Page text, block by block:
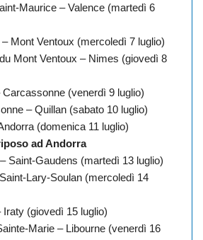
Maurice – Valence (martedì 6
Mont Ventoux (mercoledì 7 luglio)
Mont Ventoux – Nimes (giovedì 8
(venerdì 9 luglio)
– Quillan (sabato 10 luglio)
(domenica 11 luglio)
ad Andorra
Saint-Gaudens (martedì 13 luglio)
Lary-Soulan (mercoledì 14
Iraty (giovedì 15 luglio)
Marie – Libourne (venerdì 16